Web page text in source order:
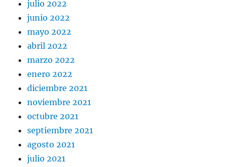
julio 2022
junio 2022
mayo 2022
abril 2022
marzo 2022
enero 2022
diciembre 2021
noviembre 2021
octubre 2021
septiembre 2021
agosto 2021
julio 2021